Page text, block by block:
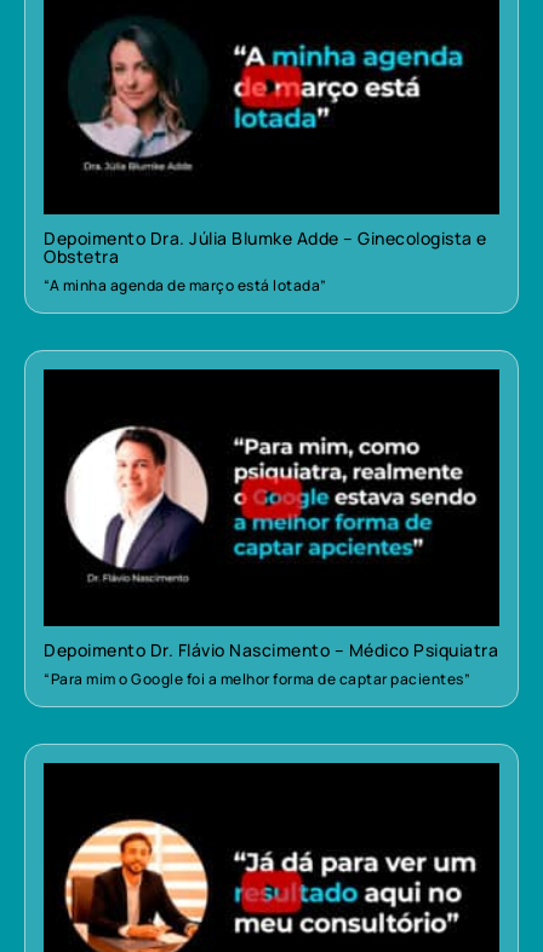
Depoimento Dra. Júlia Blumke Adde – Ginecologista e
Obstetra
“A minha agenda de março está lotada”
Depoimento Dr. Flávio Nascimento – Médico Psiquiatra
“Para mim o Google foi a melhor forma de captar pacientes”